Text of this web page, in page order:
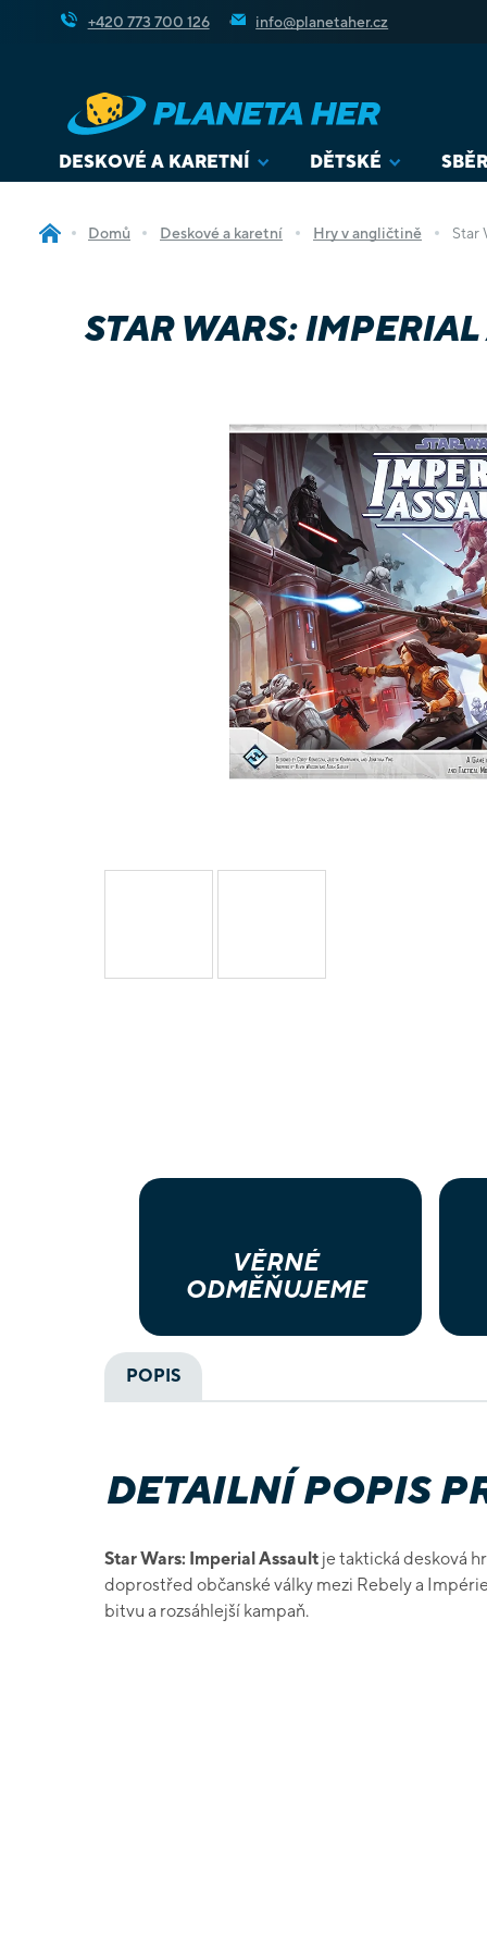
+420 773 700 126 info@planetaher.cz
DESKOVÉ A KARETNÍ DĚTSKÉ
Domů Deskové a karetní Hry v angličtině Star
STAR WARS: IMPERIAL
VĚRNÉ
ODMĚŇUJEME
POPIS
DETAILNÍ POPIS
Star Wars: Imperial Assault je taktická desková
doprostřed občanské války mezi Rebely a
bitvu a rozsáhlejší kampaň.